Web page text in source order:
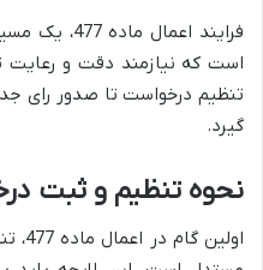
فرایند
است که نیازمند دقت و
تنظیم درخواست تا صدور رای
گیرد.
نحوه تنظیم و ثبت